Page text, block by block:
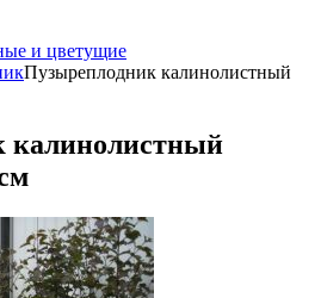
и цветущие
Пузыреплодник калинолистный
калинолистный